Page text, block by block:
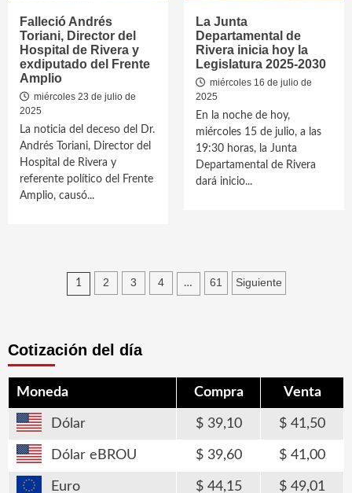
Falleció Andrés
Toriani, Director del
Hospital de Rivera y
exdiputado del Frente
Amplio
miércoles 23 de julio de
2025
La noticia del deceso del Dr.
Andrés Toriani, Director del
Hospital de Rivera y
referente político del Frente
Amplio, causó...
La Junta
Departamental de
Rivera inicia hoy la
Legislatura 2025-2030
miércoles 16 de julio de
2025
En la noche de hoy,
miércoles 15 de julio, a las
19:30 horas, la Junta
Departamental de Rivera
dará inicio...
Paginación
1 2 3 4 … 61 Siguiente
Cotización del día
Moneda Compra Venta
Dólar 39,10 41,50
Dólar eBROU 39,60 41,00
Euro 44,15 49,01